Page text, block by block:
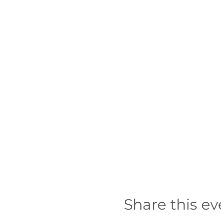
Share this